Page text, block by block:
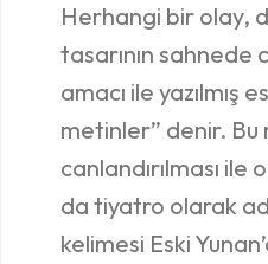
Herhangi bir olay,
tasarının sahnede
amacı ile yazılmış
metinler” denir.
canlandırılması ile
da tiyatro olarak
kelimesi Eski